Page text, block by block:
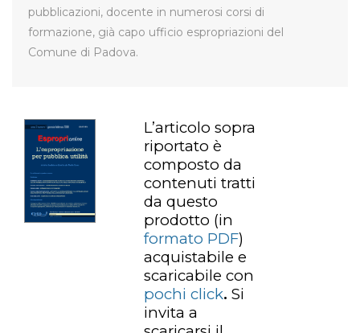
pubblicazioni, docente in numerosi corsi di
formazione, già capo ufficio espropriazioni del
Comune di Padova.
L’articolo sopra
riportato è
composto da
contenuti tratti
da questo
prodotto (in
formato PDF)
acquistabile e
scaricabile con
pochi click. Si
invita a